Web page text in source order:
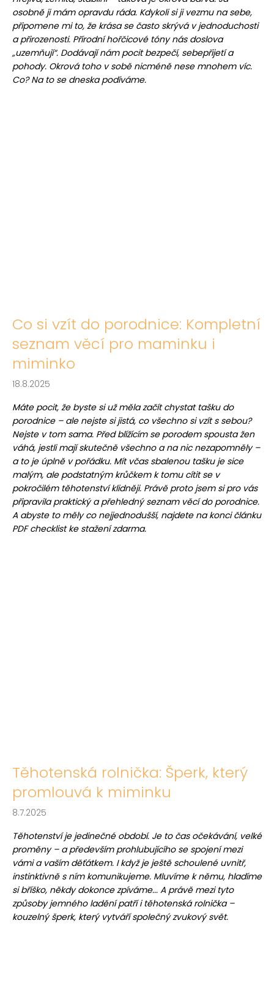
osobně ji mám opravdu ráda. Kdykoli si ji vezmu na sebe,
připomene mi to, že krása se často skrývá v jednoduchosti
a přirozenosti. Přírodní hořčicové tóny nás doslova
„uzemňují“. Dodávají nám pocit bezpečí, sebepřijetí a
pohody. Okrová toho v sobě nicméně nese mnohem víc.
Co? Na to se dneska podíváme.
Co si vzít do porodnice: Kompletní
seznam věcí pro maminku i
miminko
18.8.2025
Máte pocit, že byste si už měla začít chystat tašku do
porodnice – ale nejste si jistá, co všechno si vzít s sebou?
Nejste v tom sama. Před blížícím se porodem spousta žen
váhá, jestli mají skutečně všechno a na nic nezapomněly –
a to je úplně v pořádku. Mít včas sbalenou tašku je sice
malým, ale podstatným krůčkem k tomu cítit se v
pokročilém těhotenství klidněji. Právě proto jsem si pro vás
připravila praktický a přehledný seznam věcí do porodnice.
A abyste to měly co nejjednodušší, najdete na konci článku
PDF checklist ke stažení zdarma.
Těhotenská rolnička: Šperk, který
promlouvá k miminku
8.7.2025
Těhotenství je jedinečné období. Je to čas očekávání, velké
proměny – a především prohlubujícího se spojení mezi
vámi a vaším děťátkem. I když je ještě schoulené uvnitř,
instinktivně s ním komunikujeme. Mluvíme k němu, hladíme
si bříško, někdy dokonce zpíváme... A právě mezi tyto
způsoby jemného ladění patří i těhotenská rolnička –
kouzelný šperk, který vytváří společný zvukový svět.